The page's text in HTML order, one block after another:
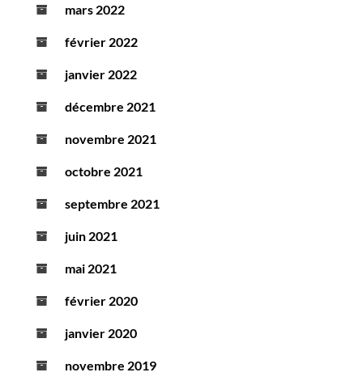
mars 2022
février 2022
janvier 2022
décembre 2021
novembre 2021
octobre 2021
septembre 2021
juin 2021
mai 2021
février 2020
janvier 2020
novembre 2019